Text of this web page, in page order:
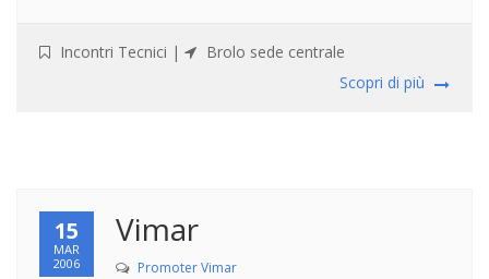
Incontri Tecnici |
Brolo sede centrale
Scopri di più
15
MAR
2006
Vimar
Promoter Vimar